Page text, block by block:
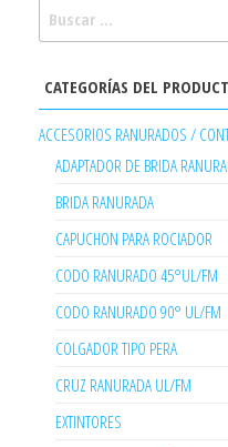
CATEGORÍAS DEL
ACCESORIOS RANURADOS /
ADAPTADOR DE BRIDA
BRIDA RANURADA
CAPUCHON PARA ROCIADOR
CODO RANURADO 45°UL/FM
CODO RANURADO 90° UL/FM
COLGADOR TIPO PERA
CRUZ RANURADA UL/FM
EXTINTORES